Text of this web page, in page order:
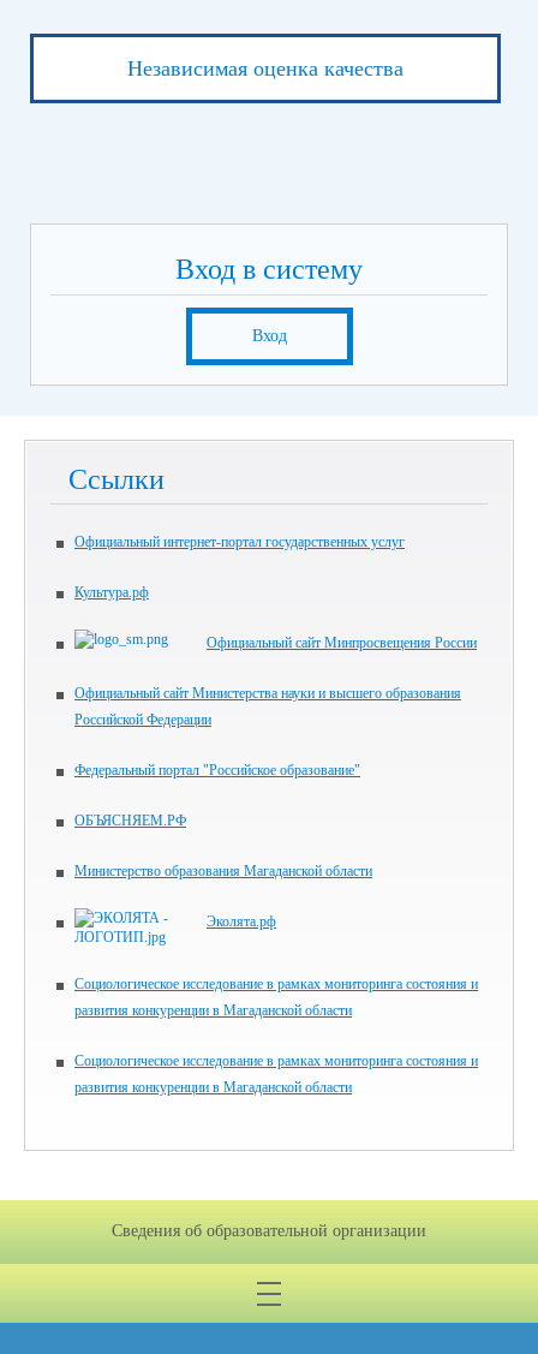
Независимая оценка качества
Вход в систему
Вход
Ссылки
Официальный интернет-портал государственных услуг
Культура.рф
Официальный сайт Минпросвещения России
Официальный сайт Министерства науки и высшего образования
Российской Федерации
Федеральный портал "Российское образование"
ОБЪЯСНЯЕМ.РФ
Министерство образования Магаданской области
Эколята.рф
Социологическое исследование в рамках мониторинга состояния и
развития конкуренции в Магаданской области
Социологическое исследование в рамках мониторинга состояния и
развития конкуренции в Магаданской области
Сведения об образовательной организации